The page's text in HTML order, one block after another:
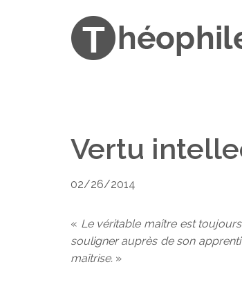
Vertu
02/26/2014
« Le véritable maître est
souligner auprès de son
maîtrise. »